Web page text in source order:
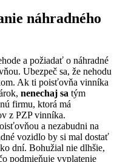
náhradného
a požiadať o náhradné
Ubezpeč sa, že nehodu
Ak ti poisťovňa vinníka
nenechaj sa tým
firmu, ktorá má
z PZP vinníka.
a nezabudni na
vozidlo by si mal dostať
dní. Bohužial nie dlhšie,
podmieňuje vyplatenie